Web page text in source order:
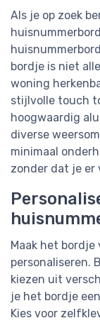
Als je op zoek
bordje is niet
woning
stijlvolle touch
hoogwaardig
diverse
minimaal
zonder dat je er
Maak het
personaliseren.
kiezen uit
je het bordje
Kies voor